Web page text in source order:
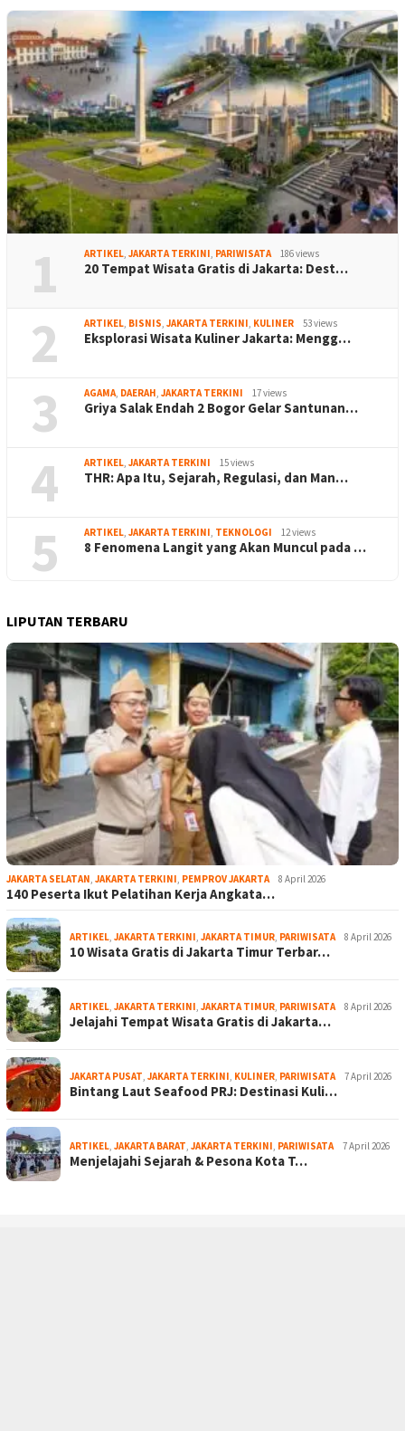
1 ARTIKEL, JAKARTA TERKINI, PARIWISATA 186 views
20 Tempat Wisata Gratis di Jakarta: Dest…
2 ARTIKEL, BISNIS, JAKARTA TERKINI, KULINER 53 views
Eksplorasi Wisata Kuliner Jakarta: Mengg…
3 AGAMA, DAERAH, JAKARTA TERKINI 17 views
Griya Salak Endah 2 Bogor Gelar Santunan…
4 ARTIKEL, JAKARTA TERKINI 15 views
THR: Apa Itu, Sejarah, Regulasi, dan Man…
5 ARTIKEL, JAKARTA TERKINI, TEKNOLOGI 12 views
8 Fenomena Langit yang Akan Muncul pada …
LIPUTAN TERBARU
JAKARTA SELATAN, JAKARTA TERKINI, PEMPROV JAKARTA 8 April 2026
140 Peserta Ikut Pelatihan Kerja Angkata…
ARTIKEL, JAKARTA TERKINI, JAKARTA TIMUR, PARIWISATA 8 April 2026
10 Wisata Gratis di Jakarta Timur Terbar…
ARTIKEL, JAKARTA TERKINI, JAKARTA TIMUR, PARIWISATA 8 April 2026
Jelajahi Tempat Wisata Gratis di Jakarta…
JAKARTA PUSAT, JAKARTA TERKINI, KULINER, PARIWISATA 7 April 2026
Bintang Laut Seafood PRJ: Destinasi Kuli…
ARTIKEL, JAKARTA BARAT, JAKARTA TERKINI, PARIWISATA 7 April 2026
Menjelajahi Sejarah & Pesona Kota T…